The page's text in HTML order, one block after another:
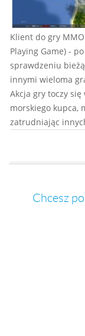
Klient do gry
Playing Game) -
sprawdzeniu
innymi wieloma
Akcja gry toczy się
morskiego kupca,
zatrudniając
Chcesz